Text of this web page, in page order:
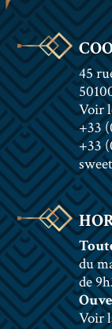
45
Voir
+33
+33
du
de
Voir